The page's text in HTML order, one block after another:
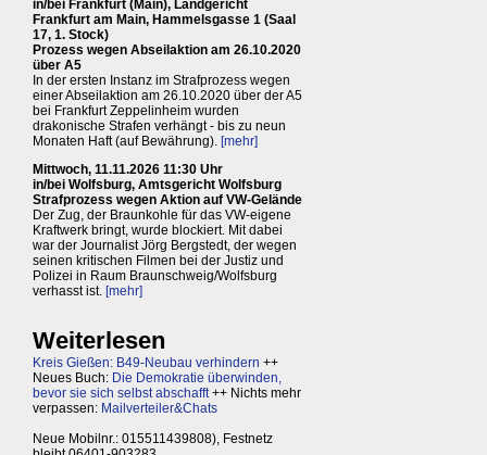
in/bei Frankfurt (Main), Landgericht
Frankfurt am Main, Hammelsgasse 1 (Saal
17, 1. Stock)
Prozess wegen Abseilaktion am 26.10.2020
über A5
In der ersten Instanz im Strafprozess wegen
einer Abseilaktion am 26.10.2020 über der A5
bei Frankfurt Zeppelinheim wurden
drakonische Strafen verhängt - bis zu neun
Monaten Haft (auf Bewährung). [mehr]
Mittwoch, 11.11.2026 11:30 Uhr
in/bei Wolfsburg, Amtsgericht Wolfsburg
Strafprozess wegen Aktion auf VW-Gelände
Der Zug, der Braunkohle für das VW-eigene
Kraftwerk bringt, wurde blockiert. Mit dabei
war der Journalist Jörg Bergstedt, der wegen
seinen kritischen Filmen bei der Justiz und
Polizei in Raum Braunschweig/Wolfsburg
verhasst ist. [mehr]
Weiterlesen
Kreis Gießen: B49-Neubau verhindern ++
Neues Buch: Die Demokratie überwinden,
bevor sie sich selbst abschafft++ Nichts mehr
verpassen: Mailverteiler&Chats
Neue Mobilnr.: 015511439808), Festnetz